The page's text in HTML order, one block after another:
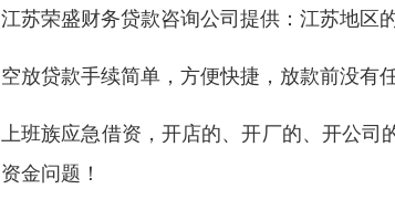
江苏荣盛财务贷款咨询公司提供：江苏地区
空放贷款手续简单，方便快捷，放款前没有
上班族应急借资，开店的、开厂的、开公
资金问题！